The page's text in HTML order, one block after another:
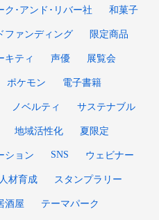
ク･アンド･リバー社 和菓子
ファンディング 限定商品
キティ 声優 展覧会
ポケモン 電子書籍
ノベルティ サステナブル
地域活性化 夏限定
ション SNS ウェビナー
人材育成 スタンプラリー
酒屋 テーマパーク